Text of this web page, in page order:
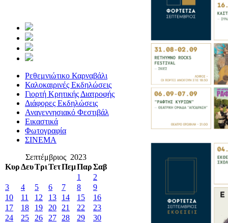
Ρεθεμνιώτικο Καρναβάλι
Καλοκαιρινές Εκδηλώσεις
Γιορτή Κρητικής Διατροφής
Διάφορες Εκδηλώσεις
Αναγεννησιακό Φεστιβάλ
Εικαστικά
Φωτογραφία
ΣΙΝΕΜΑ
Σεπτέμβριος 2023
ΚυρΔευΤριΤετΠεμΠαρΣαβ
1
2
3
4 5 6 7 8
9
10
11 12 13 14 15
16
17
18 19 20 21 22
23
24
25 26 27 28 29
30